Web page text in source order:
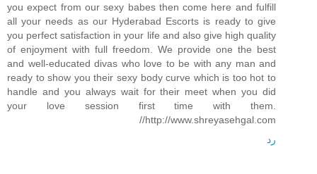
you expect from our sexy babes then come here and fulfill
all your needs as our Hyderabad Escorts is ready to give
you perfect satisfaction in your life and also give high quality
of enjoyment with full freedom. We provide one the best
and well-educated divas who love to be with any man and
ready to show you their sexy body curve which is too hot to
handle and you always wait for their meet when you did
your love session first time with them.
http://www.shreyasehgal.com//
رد